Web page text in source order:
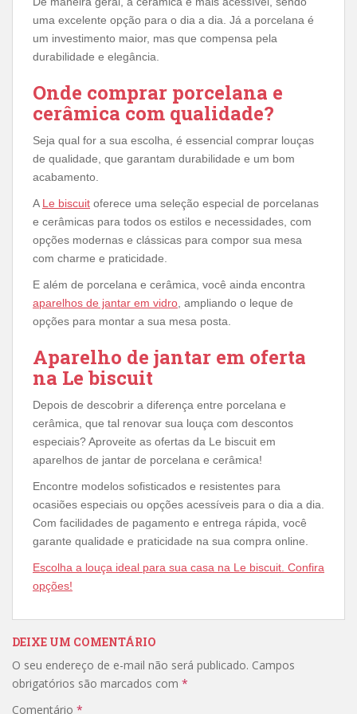
uma excelente opção para o dia a dia. Já a porcelana é
um investimento maior, mas que compensa pela
durabilidade e elegância.
Onde comprar porcelana e
cerâmica com qualidade?
Seja qual for a sua escolha, é essencial comprar louças
de qualidade, que garantam durabilidade e um bom
acabamento.
A Le biscuit oferece uma seleção especial de porcelanas
e cerâmicas para todos os estilos e necessidades, com
opções modernas e clássicas para compor sua mesa
com charme e praticidade.
E além de porcelana e cerâmica, você ainda encontra
aparelhos de jantar em vidro , ampliando o leque de
opções para montar a sua mesa posta.
Aparelho de jantar em oferta
na Le biscuit
Depois de descobrir a diferença entre porcelana e
cerâmica, que tal renovar sua louça com descontos
especiais? Aproveite as ofertas da Le biscuit em
aparelhos de jantar de porcelana e cerâmica!
Encontre modelos sofisticados e resistentes para
ocasiões especiais ou opções acessíveis para o dia a dia.
Com facilidades de pagamento e entrega rápida, você
garante qualidade e praticidade na sua compra online.
Escolha a louça ideal para sua casa na Le biscuit. Confira
opções!
DEIXE UM COMENTÁRIO
O seu endereço de e-mail não será publicado. Campos
obrigatórios são marcados com *
Comentário *